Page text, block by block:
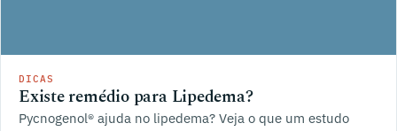
DICAS
Existe remédio para Lipedema?
Pycnogenol® ajuda no lipedema? Veja o que um estudo